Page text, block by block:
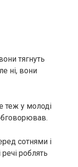
тягнуть
ні, вони
теж у молоді
сотнями і
роблять